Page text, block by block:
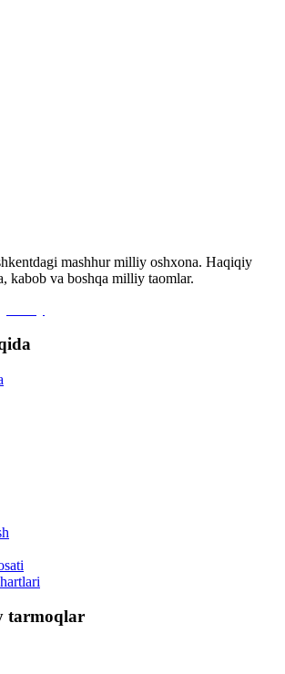
mashhur milliy oshxona. Haqiqiy
kabob va boshqa milliy taomlar.
tarmoqlar